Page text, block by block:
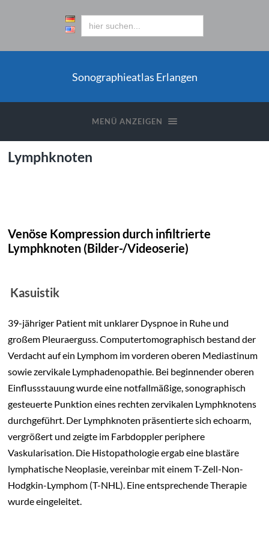
Sonographieatlas Erlangen
MENÜ ANZEIGEN
Lymphknoten
Venöse Kompression durch infiltrierte
Lymphknoten (Bilder-/Videoserie)
Kasuistik
39-jähriger Patient mit unklarer Dyspnoe in Ruhe und
großem Pleuraerguss. Computertomographisch bestand der
Verdacht auf ein Lymphom im vorderen oberen Mediastinum
sowie zervikale Lymphadenopathie. Bei beginnender oberen
Einflussstauung wurde eine notfallmäßige, sonographisch
gesteuerte Punktion eines rechten zervikalen Lymphknotens
durchgeführt. Der Lymphknoten präsentierte sich echoarm,
vergrößert und zeigte im Farbdoppler periphere
Vaskularisation. Die Histopathologie ergab eine blastäre
lymphatische Neoplasie, vereinbar mit einem T-Zell-Non-
Hodgkin-Lymphom (T-NHL). Eine entsprechende Therapie
wurde eingeleitet.